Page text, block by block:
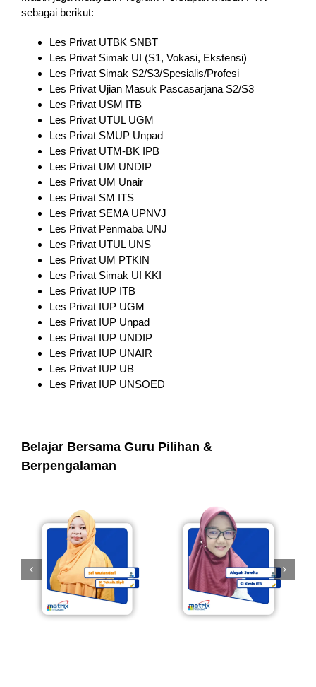
sebagai berikut:
Les Privat UTBK SNBT
Les Privat Simak UI (S1, Vokasi, Ekstensi)
Les Privat Simak S2/S3/Spesialis/Profesi
Les Privat Ujian Masuk Pascasarjana S2/S3
Les Privat USM ITB
Les Privat UTUL UGM
Les Privat SMUP Unpad
Les Privat UTM-BK IPB
Les Privat UM UNDIP
Les Privat UM Unair
Les Privat SM ITS
Les Privat SEMA UPNVJ
Les Privat Penmaba UNJ
Les Privat UTUL UNS
Les Privat UM PTKIN
Les Privat Simak UI KKI
Les Privat IUP ITB
Les Privat IUP UGM
Les Privat IUP Unpad
Les Privat IUP UNDIP
Les Privat IUP UNAIR
Les Privat IUP UB
Les Privat IUP UNSOED
Belajar Bersama Guru Pilihan &
Berpengalaman